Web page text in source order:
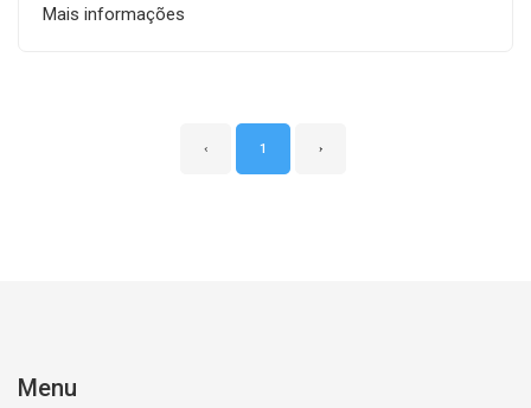
Mais informações
‹ 1 ›
Menu